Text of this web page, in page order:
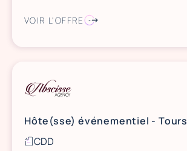
VOIR L'OFFRE
CDD